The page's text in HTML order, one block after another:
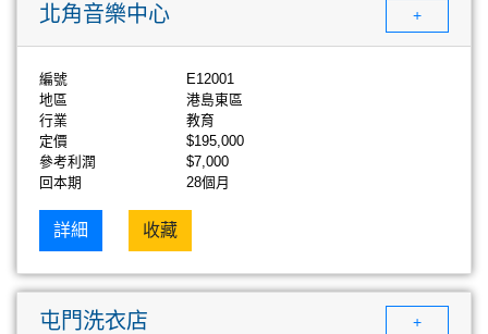
北角音樂中心 +
編號
E12001
地區
港島東區
行業
教育
定價
$195,000
參考利潤
$7,000
回本期
28個月
詳細 收藏
屯門洗衣店 +